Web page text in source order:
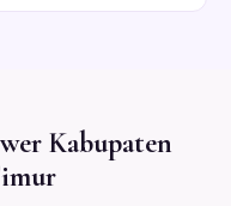
Kabupaten